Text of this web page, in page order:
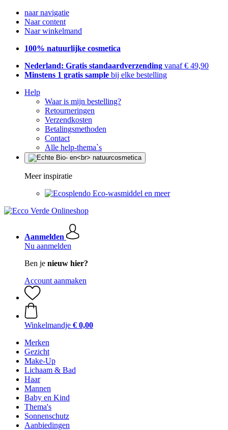
naar navigatie
Naar content
Naar winkelmand
100% natuurlijke cosmetica
Nederland: Gratis standaardverzending vanaf € 49,90
Minstens 1 gratis sample bij elke bestelling
Help
Waar is mijn bestelling?
Retourneringen
Verzendkosten
Betalingsmethoden
Contact
Alle help-thema`s
Meer inspiratie
Eco-wasmiddel en meer
Aanmelden
Nu aanmelden
Ben je nieuw hier?
Account aanmaken
Winkelmandje € 0,00
Merken
Gezicht
Make-Up
Lichaam & Bad
Haar
Mannen
Baby en Kind
Thema's
Sonnenschutz
Aanbiedingen